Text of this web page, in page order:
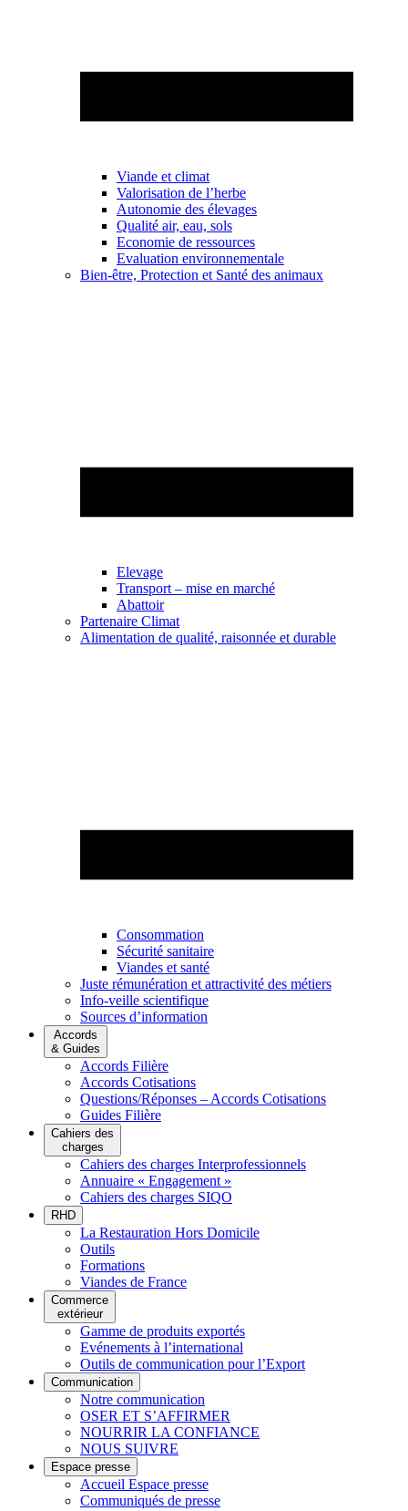
Viande et climat
Valorisation de l’herbe
Autonomie des élevages
Qualité air, eau, sols
Economie de ressources
Evaluation environnementale
Bien-être, Protection et Santé des animaux
Elevage
Transport – mise en marché
Abattoir
Partenaire Climat
Alimentation de qualité, raisonnée et durable
Consommation
Sécurité sanitaire
Viandes et santé
Juste rémunération et attractivité des métiers
Info-veille scientifique
Sources d’information
Accords
& Guides
Accords Filière
Accords Cotisations
Questions/Réponses – Accords Cotisations
Guides Filière
Cahiers des
charges
Cahiers des charges Interprofessionnels
Annuaire « Engagement »
Cahiers des charges SIQO
RHD
La Restauration Hors Domicile
Outils
Formations
Viandes de France
Commerce
extérieur
Gamme de produits exportés
Evénements à l’international
Outils de communication pour l’Export
Communication
Notre communication
OSER ET S’AFFIRMER
NOURRIR LA CONFIANCE
NOUS SUIVRE
Espace presse
Accueil Espace presse
Communiqués de presse